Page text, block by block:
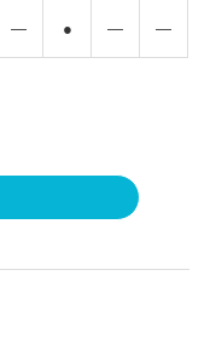
― ● ― ―